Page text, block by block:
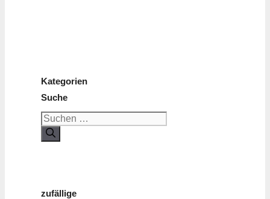
Kategorien
Suche
Suchen
nach:
zufällige